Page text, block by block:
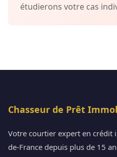
étudierons votre cas
Chasseur de Prêt
Votre courtier expert en crédit
de-France depuis plus de 15